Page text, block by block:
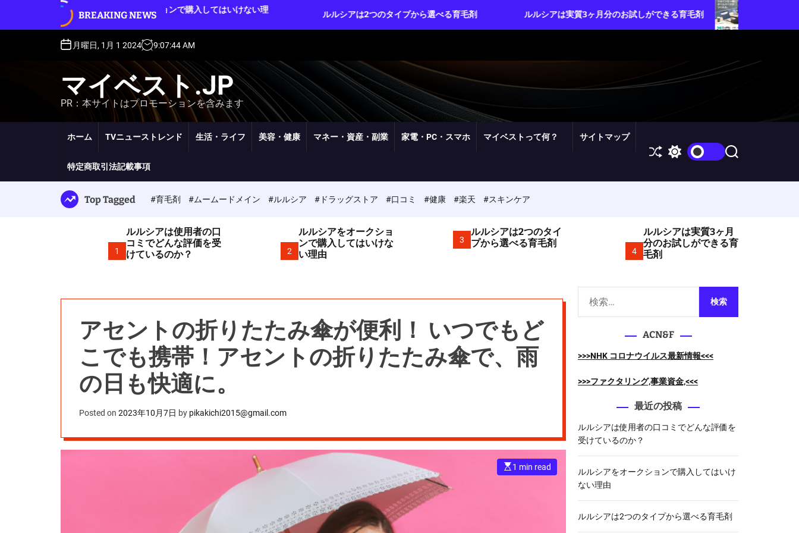
i
t
BREAKING NEWS
ルルシアをオークションで購入してはいけない理
ルルシアは2つのタイプから選べる育毛剤 ルルシアは実質3ヶ月分のお試しができる育毛剤
ムームードメイン・カスタム設定
を自由自在にコントロールしよう
月曜日, 1月 1 2024 9:07:45AM
マイベスト.JP
PR：本サイトはプロモーションを含みます
ホーム TVニューストレンド 生活・ライフ 美容・健康 マネー・資産・副業 家電・PC・スマホ マイベストって何？ サイトマップ
特定商取引法記載事項
S
S
o
l
o
r
d
S
Top Tagged #育毛剤 #ムームードメイン #ルルシア #ドラッグストア #口コミ #健康 #楽天 #スキンケア
1
ルルシアは使用者の口
コミでどんな評価を受
けているのか？
2
ルルシアをオークショ
ンで購入してはいけな
い理由
3
ルルシアは2つのタイ
プから選べる育毛剤
4
ルルシアは実質3ヶ月
分のお試しができる育
毛剤
アセントの折りたたみ傘が便利！ いつでもど
こでも携帯！アセントの折りたたみ傘で、雨
の日も快適に。
Posted on 2023年10月7日 by pikakichi2015@gmail.com
E
s
1 min read
ACN&F
>>>NHK コロナウイルス最新情報<<<
>>>ファクタリング,事業資金,<<<
最近の投稿
ルルシアは使用者の口コミでどんな評価を
受けているのか？
ルルシアをオークションで購入してはいけ
ない理由
ルルシアは2つのタイプから選べる育毛剤